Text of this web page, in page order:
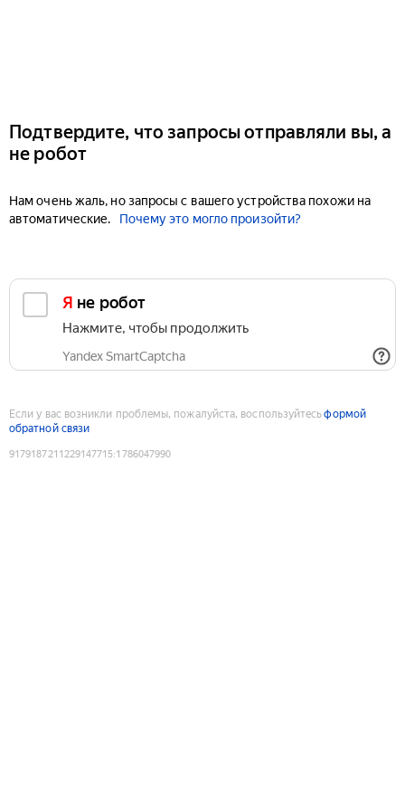
Подтвердите, что запросы отправляли вы, а
не робот
Нам очень жаль, но запросы с вашего устройства похожи на
автоматические.
Почему это могло произойти?
Я не робот
Нажмите, чтобы продолжить
Yandex SmartCaptcha
Если у вас возникли проблемы, пожалуйста, воспользуйтесьформой
обратной связи
9179187211229147715:1786047990